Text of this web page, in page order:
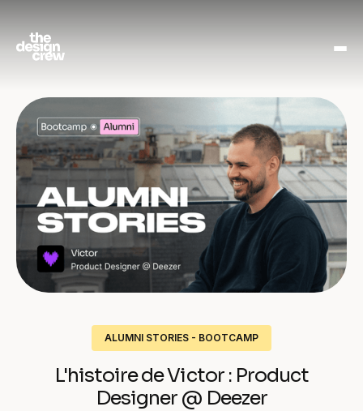
ALUMNI STORIES - BOOTCAMP
L'histoire de Victor : Product
Designer @ Deezer